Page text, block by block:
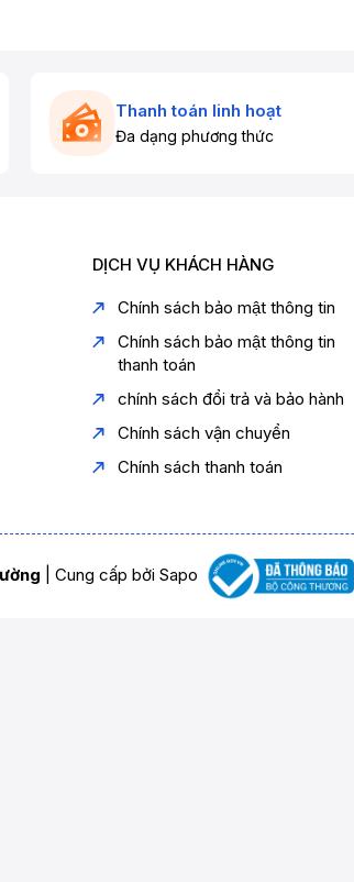
Thanh toán linh hoạt
Đa dạng phương thức
DỊCH VỤ KHÁCH HÀNG
Chính sách bảo mật thông tin
Chính sách bảo mật thông tin
thanh toán
chính sách đổi trả và bảo hành
Chính sách vận chuyển
Chính sách thanh toán
Cung cấp bởi Sapo